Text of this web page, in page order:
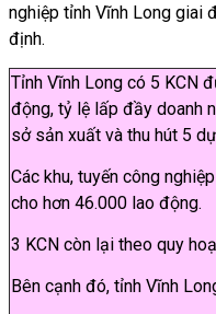
nghiệp tỉnh Vĩnh Long giai
định.
Tỉnh Vĩnh Long có 5 KCN
động, tỷ lệ lấp đầy doanh
sở sản xuất và thu hút 5
Các khu, tuyến công
cho hơn 46.000 lao động.
3 KCN còn lại theo quy
Bên cạnh đó, tỉnh Vĩnh